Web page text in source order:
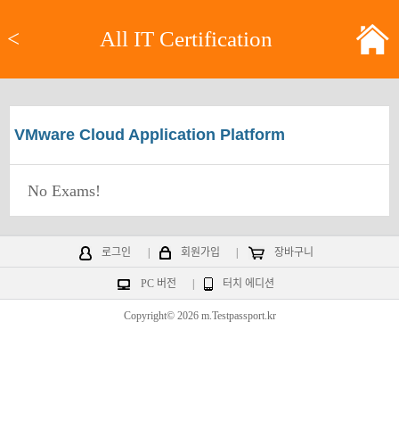
< All IT Certification
VMware Cloud Application Platform
No Exams!
로그인 회원가입 장바구니
PC 버전 터치 에디션
Copyright© 2026 m.Testpassport.kr